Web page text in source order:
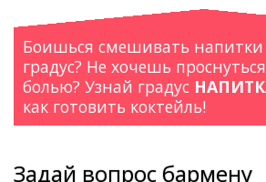
Боишься смешивать
градус? Не хочешь
болью? Узнай градус
как готовить коктейль!
Задай вопрос бармену